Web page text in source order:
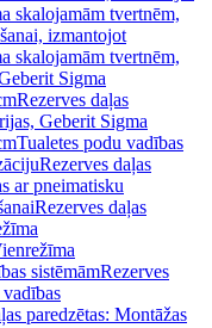
skalojamām tvertnēm,
izmantojot
skalojamām tvertnēm,
Sigma
Rezerves daļas
Geberit Sigma
Tualetes podu vadības
Rezerves daļas
ar pneimatisku
Rezerves daļas
sistēmāmRezerves
paredzētas: Montāžas